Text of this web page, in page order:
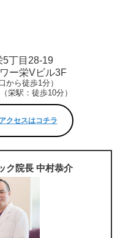
5丁目28-19
ー栄Vビル3F
から徒歩1分）
栄駅：徒歩10分）
クセスはコチラ
ク院長 中村恭介